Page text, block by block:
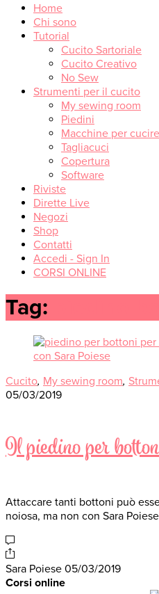
Home
Chi sono
Tutorial
Cucito Sartoriale
Cucito Creativo
No Sew
Strumenti per il cucito
My sewing room
Piedini
Macchine per cucire
Tagliacuci
Copertura
Software
Riviste
Dirette Live
Negozi
Shop
Contatti
Accedi - Sign In
CORSI ONLINE
Tag:
Cucito, My sewing room,
05/03/2019
Il piedino per
Attaccare tanti bottoni può
noiosa, ma non con Sara
Sara Poiese 05/03/2019
Corsi online